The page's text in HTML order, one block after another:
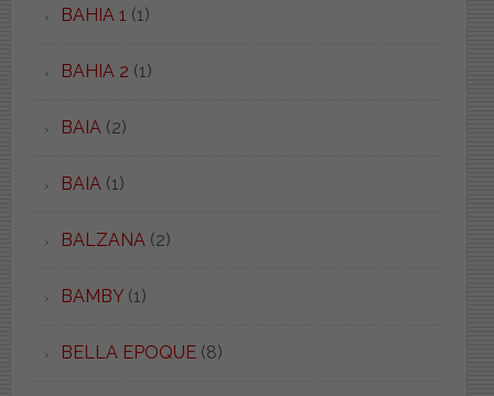
BAHIA 1 (1)
BAHIA 2 (1)
BAIA (2)
BAIA (1)
BALZANA (2)
BAMBY(1)
BELLA EPOQUE(8)